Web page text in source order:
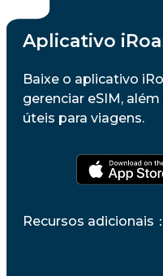
Aplicativo
Baixe o aplicativo
gerenciar eSIM,
úteis para viagens.
Recursos adicionais ：